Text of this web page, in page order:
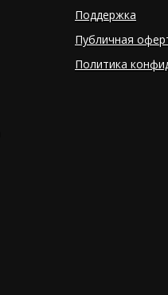
Поддержка
Публичная
Политика